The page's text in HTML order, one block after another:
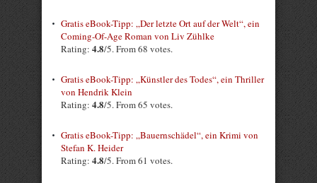
Gratis eBook-Tipp: „Der letzte Ort auf der Welt“, ein
Coming-Of-Age Roman von Liv Zühlke
Rating: 4.8/5. From 68 votes.
Gratis eBook-Tipp: „Künstler des Todes“, ein Thriller
von Hendrik Klein
Rating: 4.8/5. From 65 votes.
Gratis eBook-Tipp: „Bauernschädel“, ein Krimi von
Stefan K. Heider
Rating: 4.8/5. From 61 votes.